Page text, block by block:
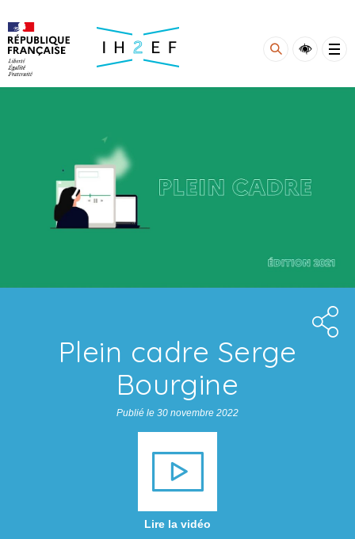
Plein cadre Serge
Bourgine
Publié le 30 novembre 2022
Lire la vidéo